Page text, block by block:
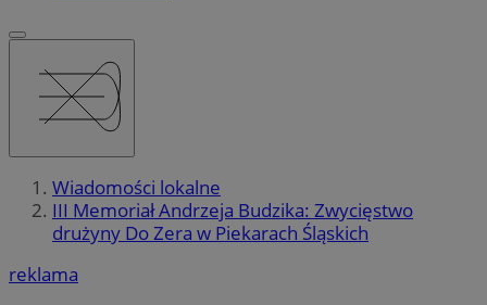
Wiadomości lokalne
III Memoriał Andrzeja Budzika: Zwycięstwo
drużyny Do Zera w Piekarach Śląskich
reklama